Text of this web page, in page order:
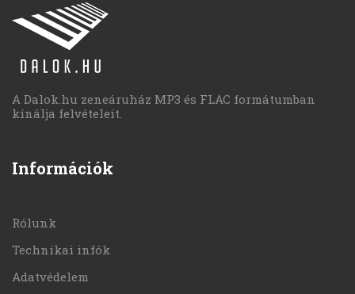
A Dalok.hu zeneáruház MP3 és FLAC formátumban
kínálja felvételeit.
Információk
Rólunk
Technikai infók
Adatvédelem